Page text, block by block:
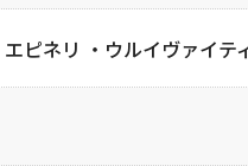
エピネリ ・ウルイヴァイテ